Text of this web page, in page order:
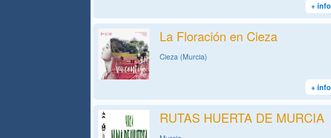
+ info
La Floración en Cieza
Cieza (Murcia)
+ info
RUTAS HUERTA DE MURCIA